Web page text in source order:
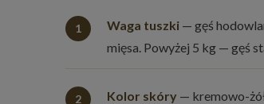
Waga tuszki — gęś
mięsa. Powyżej 5 kg — gęś
Kolor skóry — kremowo-